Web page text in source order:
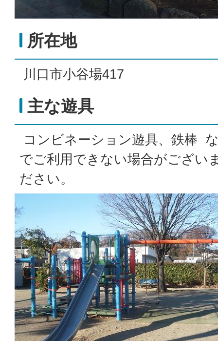
所在地
川口市小谷場417
主な遊具
コンビネーション遊具、鉄棒
でご利用できない場合がござい
ださい。